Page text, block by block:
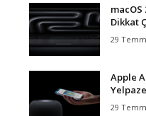
Dikkat
29
Apple
29